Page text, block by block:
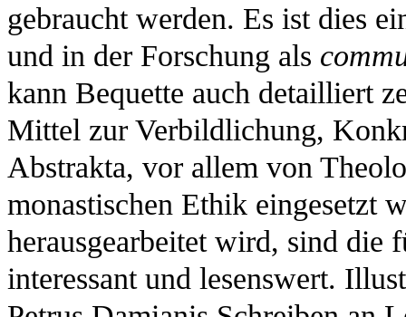
gebraucht werden. Es ist dies
und in der Forschung als
kann Bequette auch detailliert
Mittel zur Verbildlichung,
Abstrakta, vor allem von
monastischen Ethik eingesetzt
herausgearbeitet wird, sind die
interessant und lesenswert.